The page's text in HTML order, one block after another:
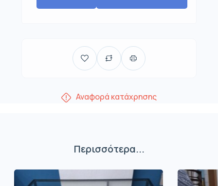
Αναφορά κατάχρησης
Περισσότερα...